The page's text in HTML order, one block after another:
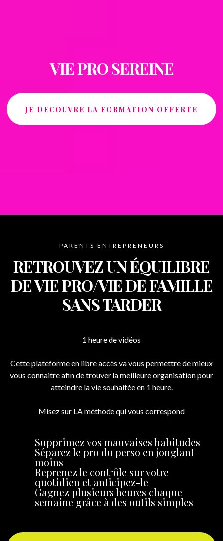
VIE PRO SEREINE
JE DECOUVRE LA FORMATION OFFERTE
PARENTS ENTREPRENEURS
RETROUVEZ UN ÉQUILIBRE
DE VIE PRO/VIE DE FAMILLE
SANS TARDER
1 heure de vidéos
Cette plateforme en libre accès va vous permettre de mieux
vous connaitre afin de trouver la meilleure organisation pour
atteindre la vie souhaitée en 1 heure.
Misez sur LA méthode qui vous correspond
Supprimez vos mauvaises habitudes
Séparez le pro du perso en jonglant
moins
Reprenez le contrôle sur votre
quotidien et anticipez-le
Gagnez plusieurs heures chaque
semaine grâce à des outils simples